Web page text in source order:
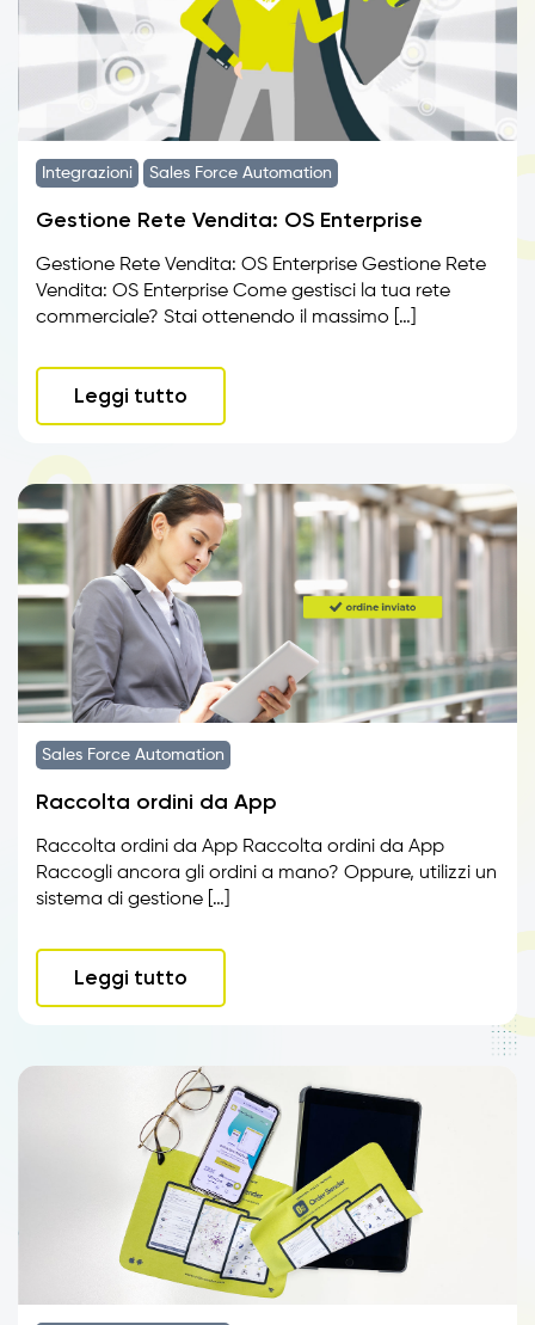
Integrazioni Sales Force Automation
Gestione Rete Vendita: OS Enterprise
Gestione Rete Vendita: OS Enterprise Gestione Rete
Vendita: OS Enterprise Come gestisci la tua rete
commerciale? Stai ottenendo il massimo […]
Leggi tutto
Sales Force Automation
Raccolta ordini da App
Raccolta ordini da App Raccolta ordini da App
Raccogli ancora gli ordini a mano? Oppure, utilizzi un
sistema di gestione […]
Leggi tutto